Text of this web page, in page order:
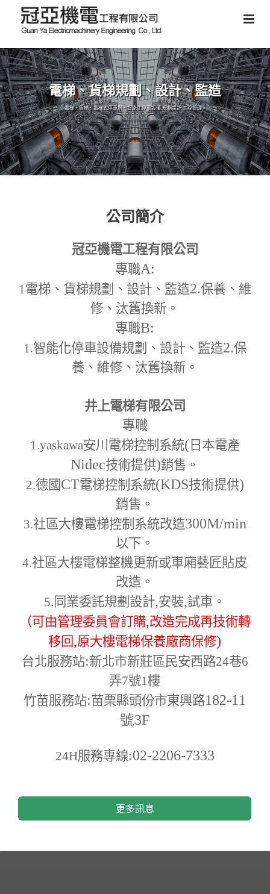
電梯、貨梯規劃、設計、監造
電梯、貨梯、電梯式停車塔、智能化停車設備,規劃設計,工程管理。
公司簡介
冠亞機電工程有限公司
專職A:
1電梯、貨梯規劃、設計、監造2.保養、維
修、汰舊換新。
專職B:
1.智能化停車設備規劃、設計、監造2.保
養、維修、汰舊換新。
井上電梯有限公司
專職
1.yaskawa安川電梯控制系統( 日本電產
Nidec技術提供)銷售。
2.德國 CT電梯控制系統(KDS技術提供)
銷售。
3.社區大樓電梯控制系統改造300M/min
以下。
4.社區大樓電梯整機更新或車廂藝匠貼皮
改造。
5. 同業委託規劃設計,安裝,試車。
（可由管理委員會訂購,改造完成再技術轉
移回,原大樓電梯保養廠商保修)
台北服務站:新北市新莊區民安西路24巷6
弄7號1樓
竹苗服務站:苗栗縣頭份市東興路182-11
號3F
24H服務專線:02-2206-7333
更多訊息